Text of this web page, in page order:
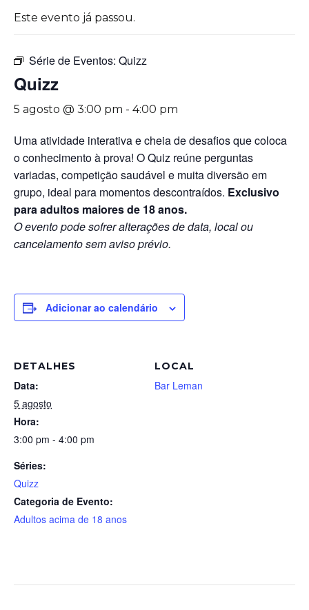
Este evento já passou.
Série de Eventos: Quizz
Quizz
5 agosto @ 3:00 pm - 4:00 pm
Uma atividade interativa e cheia de desafios que coloca
o conhecimento à prova! O Quiz reúne perguntas
variadas, competição saudável e muita diversão em
grupo, ideal para momentos descontraídos. Exclusivo
para adultos maiores de 18 anos.
O evento pode sofrer alterações de data, local ou
cancelamento sem aviso prévio.
Adicionar ao calendário
DETALHES
Data:
5 agosto
Hora:
3:00 pm - 4:00 pm
Séries:
Quizz
Categoria de Evento:
Adultos acima de 18 anos
LOCAL
Bar Leman